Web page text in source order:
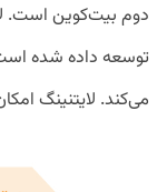
دوم بیت‌کوین است.
توسعه داده شده است
می‌کند. لایتنینگ